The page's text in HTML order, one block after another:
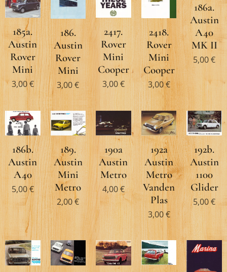
185a.
Austin
Rover
Mini
3,00€
186.
Austin
Rover
Mini
3,00€
2417.
Rover
Mini
Cooper
3,00€
2418.
Rover
Mini
Cooper
3,00€
186a.
Austin
A40
MK II
5,00€
186b.
Austin
A40
5,00€
189.
Austin
Mini
Metro
2,00€
190a
Austin
Metro
4,00€
192a
Austin
Metro
Vanden
Plas
3,00€
192b.
Austin
1100
Glider
5,00€